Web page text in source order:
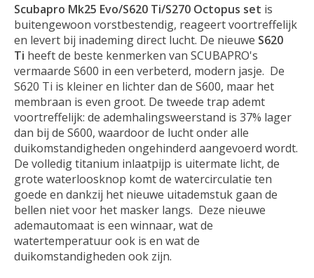
Scubapro Mk25 Evo/S620 Ti/S270 Octopus set is
buitengewoon vorstbestendig, reageert voortreffelijk
en levert bij inademing direct lucht. De nieuwe S620
Ti heeft de beste kenmerken van SCUBAPRO's
vermaarde S600 in een verbeterd, modern jasje. De
S620 Ti is kleiner en lichter dan de S600, maar het
membraan is even groot. De tweede trap ademt
voortreffelijk: de ademhalingsweerstand is 37% lager
dan bij de S600, waardoor de lucht onder alle
duikomstandigheden ongehinderd aangevoerd wordt.
De volledig titanium inlaatpijp is uitermate licht, de
grote waterloosknop komt de watercirculatie ten
goede en dankzij het nieuwe uitademstuk gaan de
bellen niet voor het masker langs. Deze nieuwe
ademautomaat is een winnaar, wat de
watertemperatuur ook is en wat de
duikomstandigheden ook zijn.